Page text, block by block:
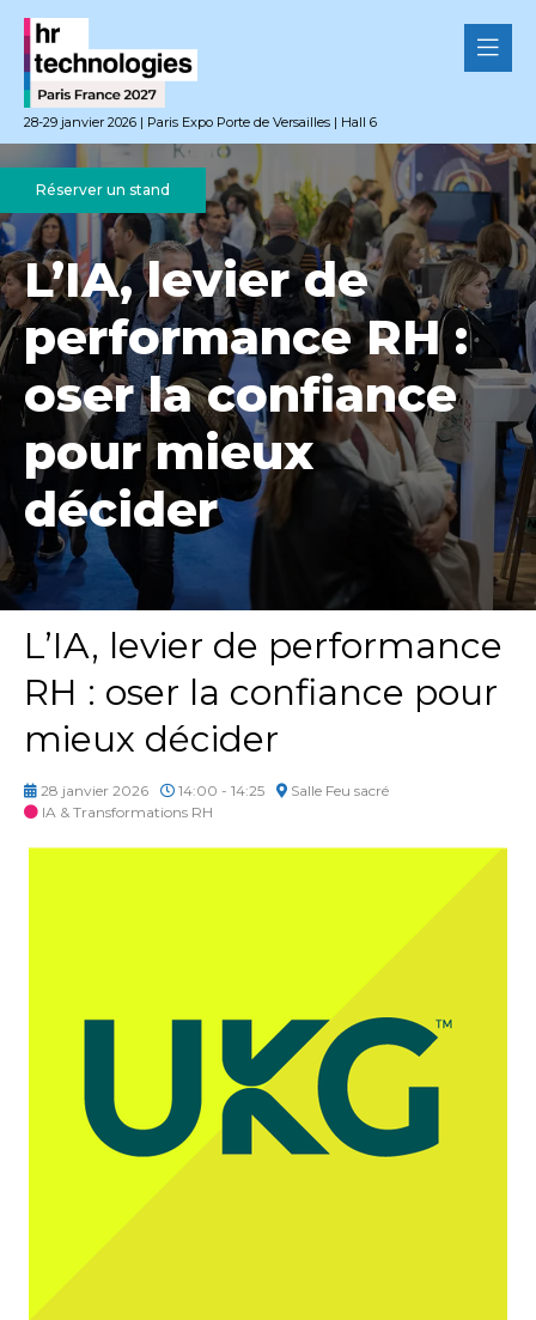
28-29 janvier 2026 | Paris Expo Porte de Versailles | Hall 6
Réserver un stand
L’IA, levier de
performance RH :
oser la confiance
pour mieux
décider
L’IA, levier de performance
RH : oser la confiance pour
mieux décider
28 janvier 2026 14:00 - 14:25
Salle Feu sacré
IA & Transformations RH